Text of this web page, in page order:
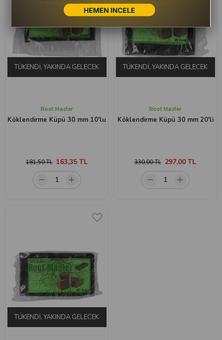
TÜKENDI, YAKINDA GELECEK
Root Master
Köklendirme Küpü 30 mm 10'lu
163,35 TL
181,50 TL
TÜKENDI, YAKINDA GELECEK
Root Master
Köklendirme Küpü 30 mm 20'li
297,00 TL
330,00 TL
TÜKENDI, YAKINDA GELECEK